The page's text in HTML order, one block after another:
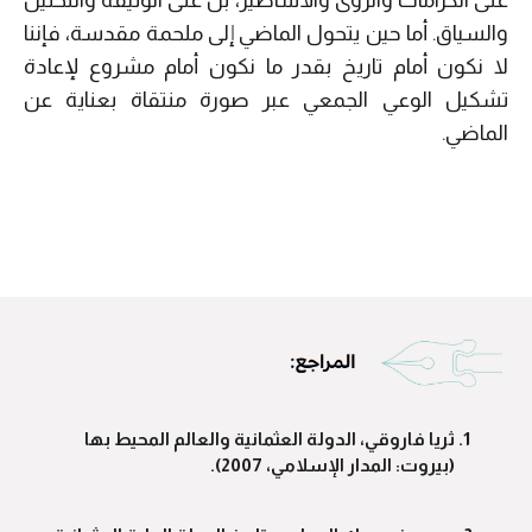
والسياق. أما حين يتحول الماضي إلى ملحمة مقدسة، فإننا
لا نكون أمام تاريخ بقدر ما نكون أمام مشروع لإعادة
تشكيل الوعي الجمعي عبر صورة منتقاة بعناية عن
الماضي.
ثريا فاروقي، الدولة العثمانية والعالم المحيط بها
(بيروت: المدار الإسلامي، 2007).